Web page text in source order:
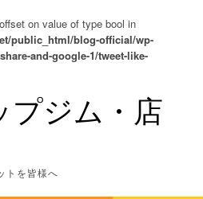
on value of type bool in
public_html/blog-official/wp-
and-google-1/tweet-like-
プジム・店
トを皆様へ